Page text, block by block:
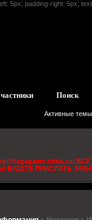
5px; padding-right: 5px;
Поиск
Активные темы
sagagame.rolka.su/
ПРИСЛАТЬ